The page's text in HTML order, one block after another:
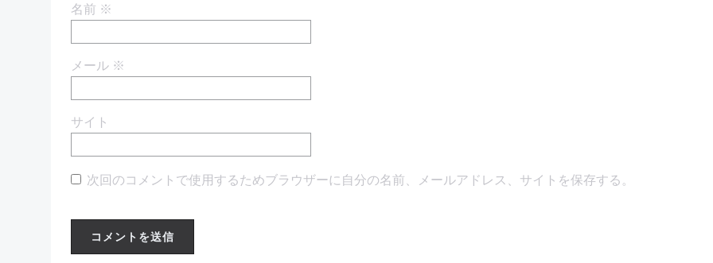
名前 ※
メール ※
サイト
次回のコメントで使用するためブラウザーに自分の名前、メールアドレス、サイトを保存する。